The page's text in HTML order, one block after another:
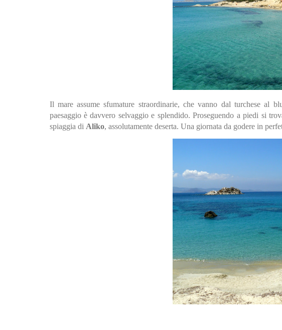
Il mare assume sfumature straordinarie, che vanno dal turchese al
paesaggio è davvero selvaggio e splendido. Proseguendo a piedi si
spiaggia di Aliko, assolutamente deserta. Una giornata da godere in